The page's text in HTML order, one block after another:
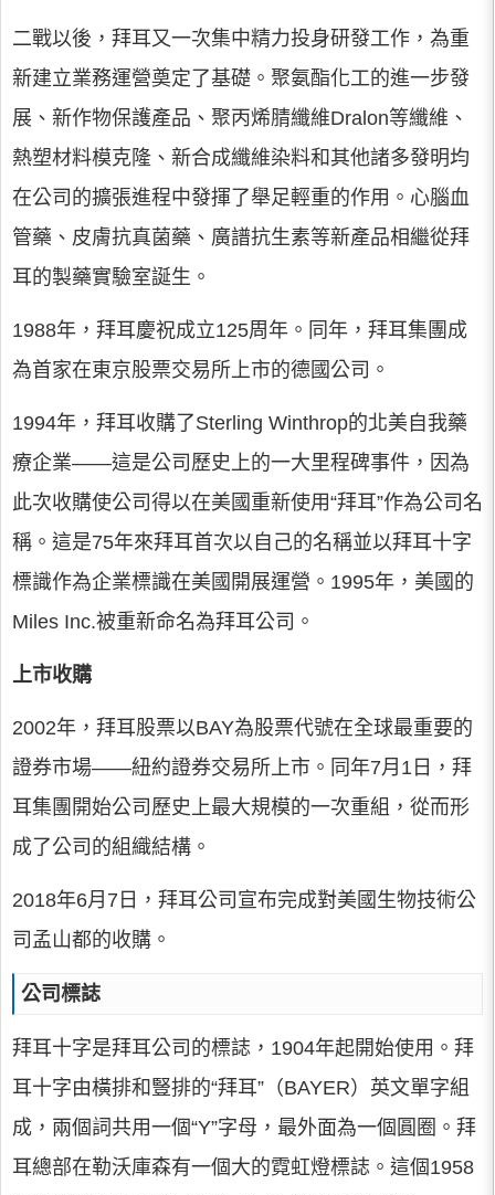
二戰以後，拜耳又一次集中精力投身研發工作，為重
新建立業務運營奠定了基礎。聚氨酯化工的進一步發
展、新作物保護產品、聚丙烯腈纖維Dralon等纖維、
熱塑材料模克隆、新合成纖維染料和其他諸多發明均
在公司的擴張進程中發揮了舉足輕重的作用。心腦血
管藥、皮膚抗真菌藥、廣譜抗生素等新產品相繼從拜
耳的製藥實驗室誕生。
1988年，拜耳慶祝成立125周年。同年，拜耳集團成
為首家在東京股票交易所上市的德國公司。
1994年，拜耳收購了Sterling Winthrop的北美自我藥
療企業——這是公司歷史上的一大里程碑事件，因為
此次收購使公司得以在美國重新使用“拜耳”作為公司名
稱。這是75年來拜耳首次以自己的名稱並以拜耳十字
標識作為企業標識在美國開展運營。1995年，美國的
Miles Inc.被重新命名為拜耳公司。
上市收購
2002年，拜耳股票以BAY為股票代號在全球最重要的
證券市場——紐約證券交易所上市。同年7月1日，拜
耳集團開始公司歷史上最大規模的一次重組，從而形
成了公司的組織結構。
2018年6月7日，拜耳公司宣布完成對美國生物技術公
司孟山都的收購。
公司標誌
拜耳十字是拜耳公司的標誌，1904年起開始使用。拜
耳十字由橫排和豎排的“拜耳”（BAYER）英文單字組
成，兩個詞共用一個“Y”字母，最外面為一個圓圈。拜
耳總部在勒沃庫森有一個大的霓虹燈標誌。這個1958